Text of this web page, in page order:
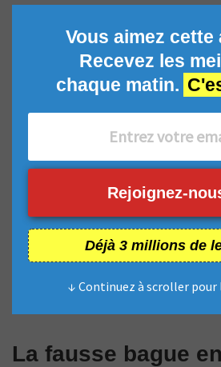
Vous aimez cette
Recevez les
chaque matin.
Rejoignez-
Déjà 3 millions de
↓ Continuez à scroller pour
La fausse bague